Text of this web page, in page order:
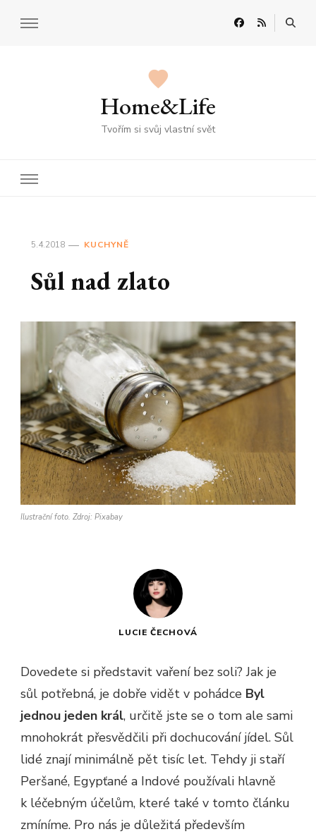
Home&Life
Tvořím si svůj vlastní svět
5.4.2018 KUCHYNĚ
Sůl nad zlato
Ilustrační foto. Zdroj: Pixabay
LUCIE ČECHOVÁ
Dovedete si představit vaření bez soli? Jak je
sůl potřebná, je dobře vidět v pohádce Byl
jednou jeden král, určitě jste se o tom ale sami
mnohokrát přesvědčili při dochucování jídel. Sůl
lidé znají minimálně pět tisíc let. Tehdy ji staří
Peršané, Egypťané a Indové používali hlavně
k léčebným účelům, které také v tomto článku
zmíníme. Pro nás je důležitá především